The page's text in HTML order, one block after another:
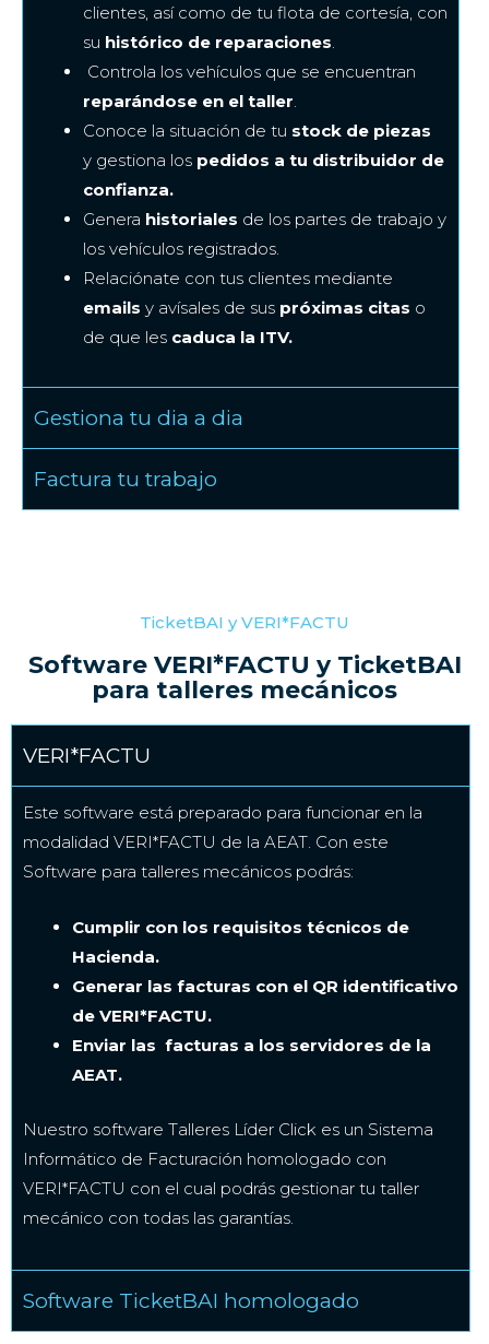
clientes, así como de tu flota de cortesía, con
su histórico de reparaciones
Controla los vehículos que se encuentran
reparándose en el taller
Conoce la situación de tu stock de piezas
y gestiona los pedidos a tu distribuidor de
confianza.
Genera historiales de los partes de trabajo y
los vehículos registrados.
Relaciónate con tus clientes mediante
emails y avísales de sus próximas citas o
de que les caduca la ITV.
Gestiona tu dia a dia
Factura tu trabajo
TicketBAI y VERI*FACTU
Software VERI*FACTU y TicketBAI
para talleres mecánicos
VERI*FACTU
Este software está preparado para funcionar en la
modalidad VERI*FACTU de la AEAT. Con este
Software para talleres mecánicos podrás:
Cumplir con los requisitos técnicos de
Hacienda.
Generar las facturas con el QR identificativo
de VERI*FACTU.
Enviar las facturas a los servidores de la
AEAT.
Nuestro software Talleres Líder Click es un Sistema
Informático de Facturación homologado con
VERI*FACTU con el cual podrás gestionar tu taller
mecánico con todas las garantías.
Software TicketBAI homologado